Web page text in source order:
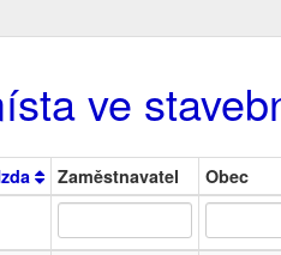
ve
Zaměstnavatel Obec